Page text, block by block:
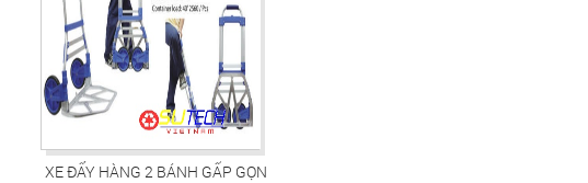
XE ĐẨY HÀNG 2 BÁNH GẤP GỌN